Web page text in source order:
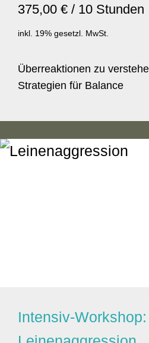
375,00 € / 10 Stunden
inkl. 19% gesetzl. MwSt.
Überreaktionen zu
Strategien für Balance
Intensiv-Workshop: